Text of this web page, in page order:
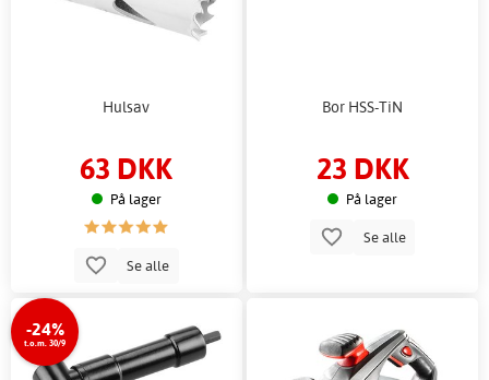
Hulsav
63 DKK
På lager
Se alle
Bor HSS-TiN
23 DKK
På lager
Se alle
-24%
t.o.m. 30/9